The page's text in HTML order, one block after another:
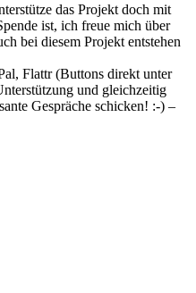
das Projekt doch mit
ist, ich freue mich über
bei diesem Projekt entstehen
Flattr (Buttons direkt unter
und gleichzeitig
Gespräche schicken! :-) –